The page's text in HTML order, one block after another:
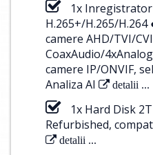
1x Inregistrator
H.265+/H.265/
camere AHD/TVI/
CoaxAudio/
camere IP/ONVIF,
Analiza AI
detalii ...
1x Hard Disk
Refurbished,
detalii ...